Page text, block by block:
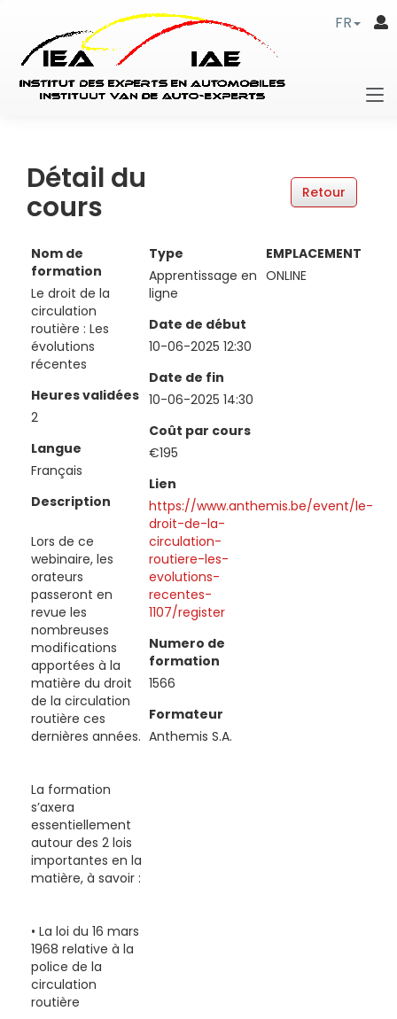
FR
Détail du
cours
Nom de
formation
Le droit de la
circulation
routière : Les
évolutions
récentes
Heures validées
2
Langue
Français
Description
Lors de ce
webinaire, les
orateurs
passeront en
revue les
nombreuses
modifications
apportées à la
matière du droit
de la circulation
routière ces
dernières années.
La formation
s’axera
essentiellement
autour des 2 lois
importantes en la
matière, à savoir :
• La loi du 16 mars
1968 relative à la
police de la
circulation
routière
Type
Apprentissage en
ligne
Date de début
10-06-2025 12:30
Date de fin
10-06-2025 14:30
Coût par cours
€195
Lien
https://www.anthemis.be/event/le-
droit-de-la-
circulation-
routiere-les-
evolutions-
recentes-
1107/register
Numero de
formation
1566
Formateur
Anthemis S.A.
EMPLACEMENT
ONLINE